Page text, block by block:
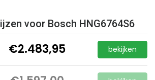
voor Bosch HNG6764S6
€2.483,95 bekijken